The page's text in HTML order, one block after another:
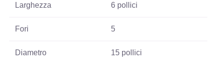
Larghezza 6 pollici
Fori 5
Diametro 15 pollici